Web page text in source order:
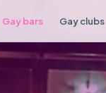
Gay bars Gay clubs